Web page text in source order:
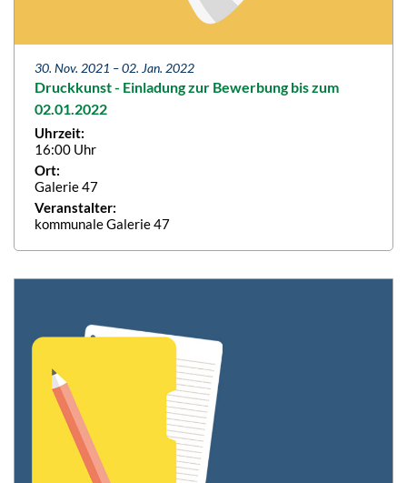
30. Nov. 2021 –02. Jan. 2022
Druckkunst - Einladung zur Bewerbung bis zum
02.01.2022
Uhrzeit:
16:00 Uhr
Ort:
Galerie 47
Veranstalter:
kommunale Galerie 47